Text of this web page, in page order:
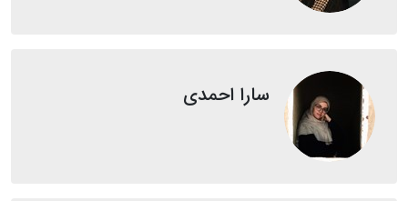
سارا احمدی